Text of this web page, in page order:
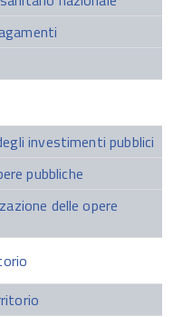
investimenti pubblici
pubbliche
delle opere